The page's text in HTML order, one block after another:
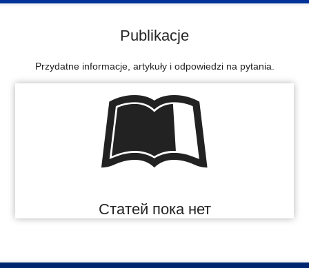
Publikacje
Przydatne informacje, artykuły i odpowiedzi na pytania.
Статей пока нет